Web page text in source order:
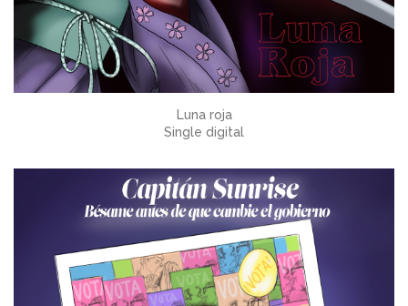
Luna roja
Single digital